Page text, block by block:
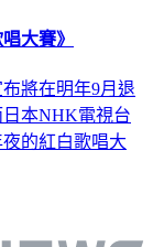
大賽》
將在明年9月退
本NHK電視台
的紅白歌唱大